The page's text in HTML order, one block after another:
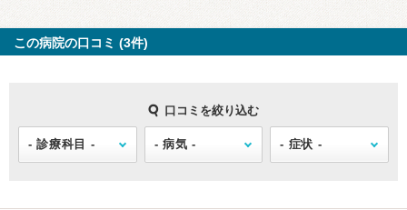
この病院の口コミ (3件)
口コミを絞り込む